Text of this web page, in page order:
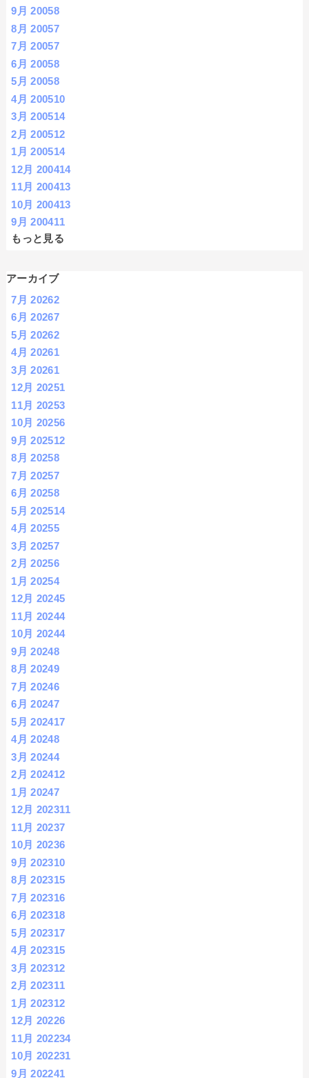
9月 20058
8月 20057
7月 20057
6月 20058
5月 20058
4月 200510
3月 200514
2月 200512
1月 200514
12月 200414
11月 200413
10月 200413
9月 200411
もっと見る
アーカイブ
7月 20262
6月 20267
5月 20262
4月 20261
3月 20261
12月 20251
11月 20253
10月 20256
9月 202512
8月 20258
7月 20257
6月 20258
5月 202514
4月 20255
3月 20257
2月 20256
1月 20254
12月 20245
11月 20244
10月 20244
9月 20248
8月 20249
7月 20246
6月 20247
5月 202417
4月 20248
3月 20244
2月 202412
1月 20247
12月 202311
11月 20237
10月 20236
9月 202310
8月 202315
7月 202316
6月 202318
5月 202317
4月 202315
3月 202312
2月 202311
1月 202312
12月 20226
11月 202234
10月 202231
9月 202241